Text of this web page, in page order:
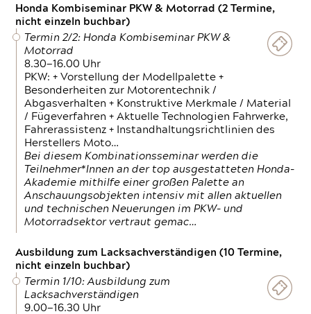
Honda Kombiseminar PKW & Motorrad (2 Termine,
nicht einzeln buchbar)
Termin 2/2: Honda Kombiseminar PKW &
Motorrad
8.30—16.00 Uhr
PKW: + Vorstellung der Modellpalette +
Besonderheiten zur Motorentechnik /
Abgasverhalten + Konstruktive Merkmale / Material
/ Fügeverfahren + Aktuelle Technologien Fahrwerke,
Fahrerassistenz + Instandhaltungsrichtlinien des
Herstellers Moto…
Bei diesem Kombinationsseminar werden die
Teilnehmer*Innen an der top ausgestatteten Honda-
Akademie mithilfe einer großen Palette an
Anschauungsobjekten intensiv mit allen aktuellen
und technischen Neuerungen im PKW- und
Motorradsektor vertraut gemac…
Ausbildung zum Lacksachverständigen (10 Termine,
nicht einzeln buchbar)
Termin 1/10: Ausbildung zum
Lacksachverständigen
9.00—16.30 Uhr